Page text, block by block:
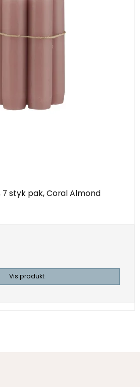
7 styk pak, Coral Almond
Vis produkt